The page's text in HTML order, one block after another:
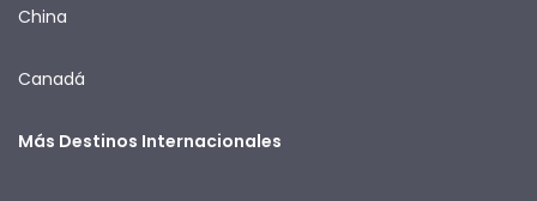
China
Canadá
Más Destinos Internacionales